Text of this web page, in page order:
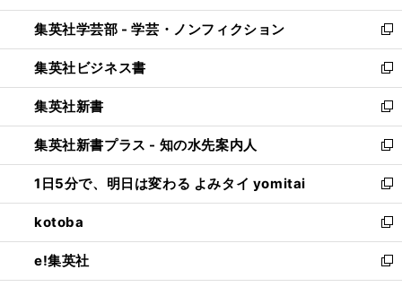
開
く
ウ
で
開
く
ン
ド
ウ
で
開
く
ウ
ィ
ン
ド
ウ
で
開
く
集英社学芸部 - 学芸・ノンフィクション
新
し
い
ウ
ィ
ン
ド
ウ
で
開
く
集英社ビジネス書
新
し
い
ウ
ィ
ン
ド
ウ
で
開
く
集英社新書
新
し
い
ウ
ィ
ン
ド
ウ
で
開
集英社新書プラス - 知の水先案内人
新
し
い
ウ
ィ
ン
ド
ウ
1日5分で、明日は変わる よみタイ yomitai
新
し
い
ウ
ィ
ン
kotoba
新
し
い
ウ
e!集英社
新
し